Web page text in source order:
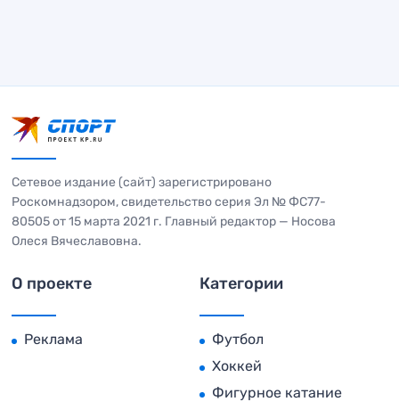
Сетевое издание (сайт) зарегистрировано
Роскомнадзором, свидетельство серия Эл № ФС77-
80505 от 15 марта 2021 г. Главный редактор — Носова
Олеся Вячеславовна.
О проекте
Реклама
Категории
Футбол
Хоккей
Фигурное катание